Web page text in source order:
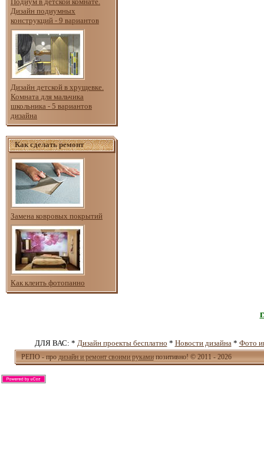
Дизайн подиумных
конструкций - 9 вариантов
Дизайн детской в хрущевке.
Комната для мальчика
школьника - 5 вариантов
дизайна
Как сделать ремонт
Замена ковровых покрытий
Как клеить фотопанно
ДЛЯ ВАС: * Дизайн проекты бесплатно * Новости дизайна * Фото
РЕПО - про дизайн и ремонт своими рукамипозитивно! © 2011 - 2026